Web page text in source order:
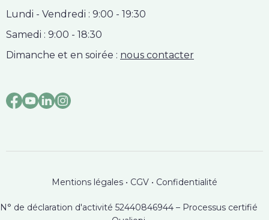
Lundi - Vendredi : 9:00 - 19:30
Samedi : 9:00 - 18:30
Dimanche et en soirée : nous contacter
Mentions légales • CGV • Confidentialité
N° de déclaration d'activité 52440846944 – Processus certifié